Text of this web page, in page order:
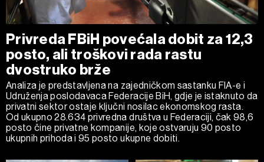
Privreda FBiH povećala dobit za 12,3
posto, ali troškovi rada rastu
dvostruko brže
Analiza je predstavljena na zajedničkom sastanku FIA-e i
Udruženja poslodavaca Federacije BiH, gdje je istaknuto da
privatni sektor ostaje ključni nosilac ekonomskog rasta.
Od ukupno 28.634 privredna društva u Federaciji, čak 98,6
posto čine privatne kompanije, koje ostvaruju 90 posto
ukupnih prihoda i 95 posto ukupne dobiti.